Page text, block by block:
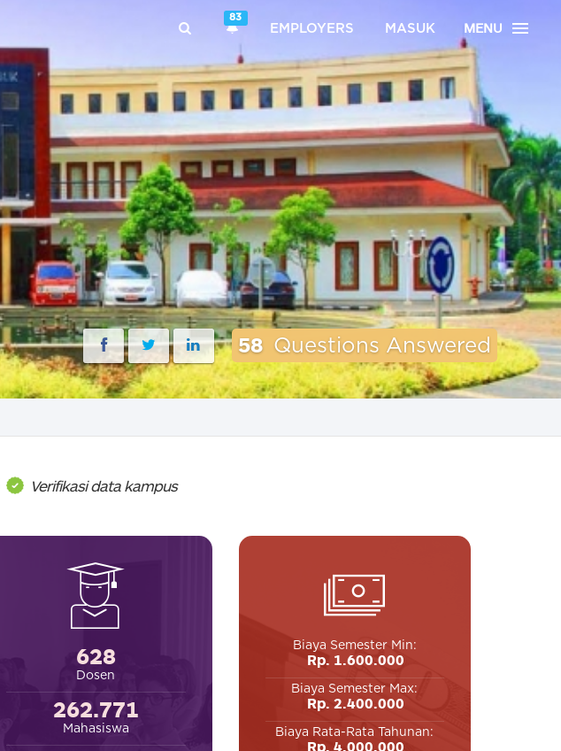
83
EMPLOYERS MASUK MENU
58 Questions Answered
Verifikasi data kampus
628
Dosen
262.771
Mahasiswa
Biaya Semester Min:
Rp. 1.600.000
Biaya Semester Max:
Rp. 2.400.000
Biaya Rata-Rata Tahunan:
Rp. 4.000.000